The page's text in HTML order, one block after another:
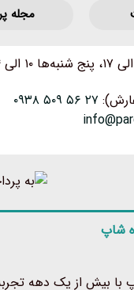
مجله
۲۷ ۵۶ ۵۰۹ ۰۹۳۸
شاپ
با بیش از یک دهه